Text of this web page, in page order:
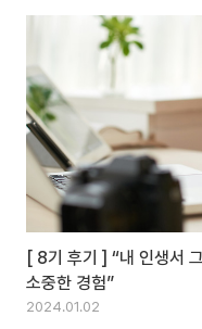
[ 8기 후기 ] “내 인생서
소중한 경험”
2024.01.02